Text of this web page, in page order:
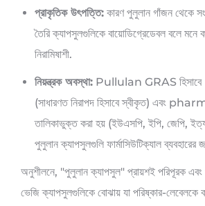
প্রাকৃতিক উৎপত্তি: কারণ পুলুলান গাঁজন থেকে
তৈরি ক্যাপসুলগুলিকে বায়োডিগ্রেডেবল বলে মনে
নিরামিষাশী.
নিয়ন্ত্রক অবস্থা: Pullulan GRAS
(সাধারণত নিরাপদ হিসাবে স্বীকৃত) এবং
তালিকাভুক্ত করা হয় (ইউএসপি, ইপি, জেপি,
পুলুলান ক্যাপসুলগুলি ফার্মাসিউটিক্যাল
অনুশীলনে, "পুলুলান ক্যাপসুল" প্রায়শই পরিপূরক এবং
ভেজি ক্যাপসুলগুলিকে বোঝায় যা পরিষ্কার-লেবেলকে